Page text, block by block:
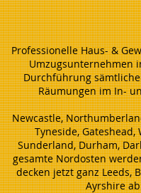
Professionelle Haus- &
Umzugsunternehmen
Durchführung
Räumungen im In-
Newcastle,
Tyneside, Gateshead,
Sunderland, Durham,
gesamte Nordosten
decken jetzt ganz Leeds,
Ayrshire